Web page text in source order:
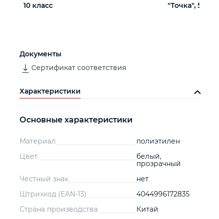
10 класс
"Точка", 5
Документы
Сертификат соответствия
Характеристики
Основные характеристики
Материал
полиэтилен
Цвет
белый,
прозрачный
Честный знак
нет
Штрихкод (EAN-13)
4044996172835
Страна производства
Китай